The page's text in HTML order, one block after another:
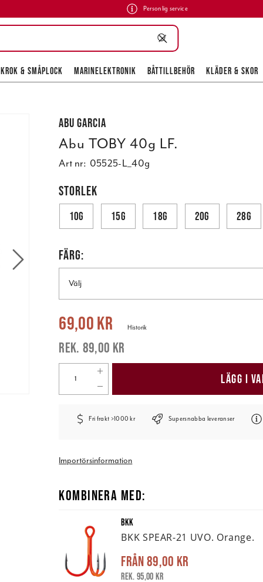
Personlig service
KROK & SMÅPLOCK MARINELEKTRONIK BÅTTILLBEHÖR KLÄDER & SKOR
Abu Garcia
Abu TOBY 40g LF.
Art nr: 05525-L_40g
STORLEK
10g 15g 18g 20g 28g
FÄRG:
Välj
Nuvarande pris:
69,00 kr
89,00 kr
Historik
LÄGG I
Fri frakt >1000 kr Supersnabba leveranser
Importörsinformation
KOMBINERA MED:
BKK
BKK SPEAR-21 UVO. Orange.
Från89,00 kr
Rek. 95,00 kr